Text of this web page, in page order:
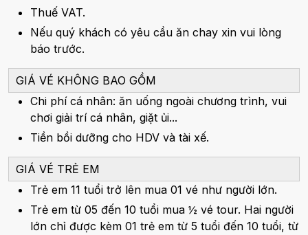
Thuế VAT.
Nếu quý khách có yêu cầu ăn chay xin vui lòng
báo trước.
GIÁ VÉ KHÔNG BAO GỒM
Chi phí cá nhân: ăn uống ngoài chương trình, vui
chơi giải trí cá nhân, giặt ủi...
Tiền bồi dưỡng cho HDV và tài xế.
GIÁ VÉ TRẺ EM
Trẻ em 11 tuổi trở lên mua 01 vé như người lớn.
Trẻ em từ 05 đến 10 tuổi mua ½ vé tour. Hai người
lớn chỉ được kèm 01 trẻ em từ 5 tuổi đến 10 tuổi, từ